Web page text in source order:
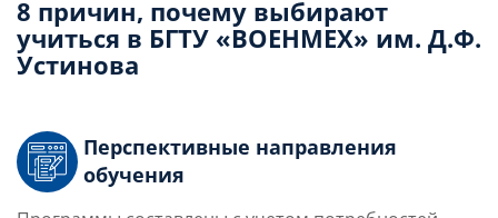
8 причин, почему выбирают
учиться в БГТУ «ВОЕНМЕХ» им. Д.Ф.
Устинова
Перспективные направления
обучения